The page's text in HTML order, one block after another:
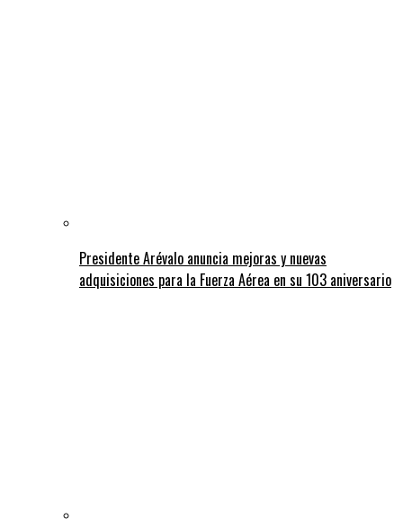
Presidente Arévalo anuncia mejoras y nuevas
adquisiciones para la Fuerza Aérea en su 103 aniversario